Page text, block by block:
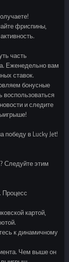
фриспины,
часть
Еженедельно вам
ставок.
бонусные
воспользоваться
и следите
в Lucky Jet!
Следуйте этим
Процесс
картой,
к динамичному
Чем выше он